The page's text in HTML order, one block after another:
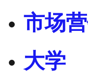
市场
大学